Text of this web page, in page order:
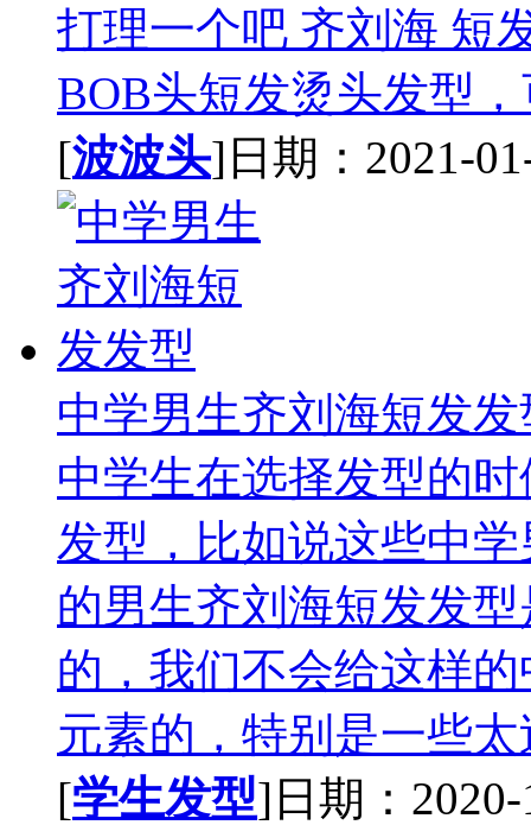
打理一个吧 齐刘海 短
BOB头短发烫头发型
[波波头]日期：2021-
中学男生齐刘海短发发
中学生在选择发型的
发型，比如说这些中
的男生齐刘海短发发
的，我们不会给这样
元素的，特别是一些
[学生发型]日期：2020-